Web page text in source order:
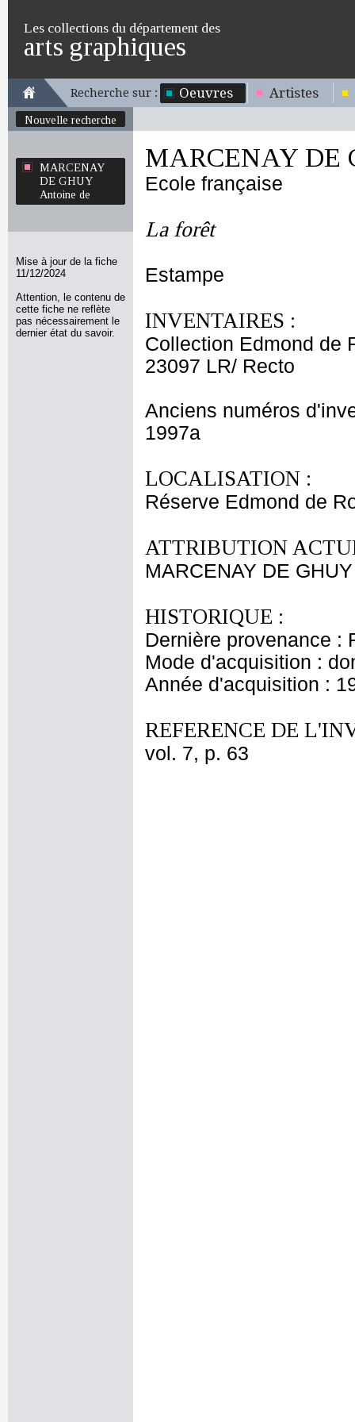
Les collections du département des
arts graphiques
Recherche sur : Oeuvres Artistes
Nouvelle recherche
MARCENAY
DE GHUY
Antoine de
Mise à jour de la fiche
11/12/2024
Attention, le contenu de
cette fiche ne reflète
pas nécessairement le
dernier état du savoir.
MARCENAY DE
Ecole française
La forêt
Estampe
INVENTAIRES :
Collection Edmond de
23097 LR/ Recto
Anciens numéros
1997a
LOCALISATION :
Réserve Edmond de
ATTRIBUTION
MARCENAY DE
HISTORIQUE :
Dernière provenance :
Mode d'acquisition :
Année d'acquisition :
REFERENCE DE
vol. 7, p. 63